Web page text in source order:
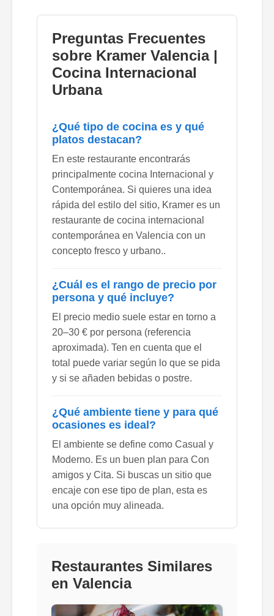
Preguntas Frecuentes
sobre Kramer Valencia |
Cocina Internacional
Urbana
¿Qué tipo de cocina es y qué
platos destacan?
En este restaurante encontrarás
principalmente cocina Internacional y
Contemporánea. Si quieres una idea
rápida del estilo del sitio, Kramer es un
restaurante de cocina internacional
contemporánea en Valencia con un
concepto fresco y urbano..
¿Cuál es el rango de precio por
persona y qué incluye?
El precio medio suele estar en torno a
20–30 € por persona (referencia
aproximada). Ten en cuenta que el
total puede variar según lo que se pida
y si se añaden bebidas o postre.
¿Qué ambiente tiene y para qué
ocasiones es ideal?
El ambiente se define como Casual y
Moderno. Es un buen plan para Con
amigos y Cita. Si buscas un sitio que
encaje con ese tipo de plan, esta es
una opción muy alineada.
Restaurantes Similares
en Valencia